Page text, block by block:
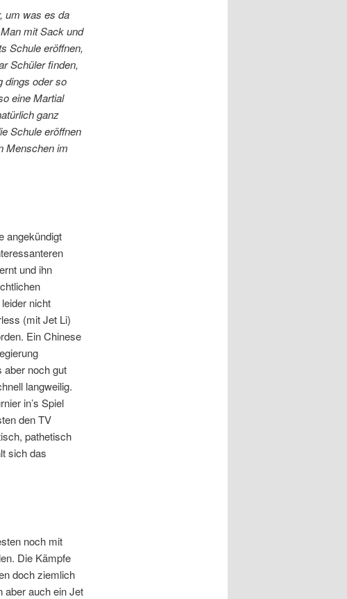
um was es da
mit Sack und
Schule eröffnen,
Schüler finden,
dings oder so
eine Martial
ganz
Schule eröffnen
Menschen im
angekündigt
und ihn
nicht
(mit Jet Li)
Ein Chinese
aber noch gut
langweilig.
in’s Spiel
den TV
pathetisch
sich das
noch mit
Die Kämpfe
doch ziemlich
aber auch ein Jet